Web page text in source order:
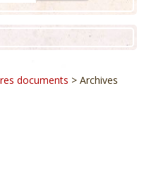
documents > Archives